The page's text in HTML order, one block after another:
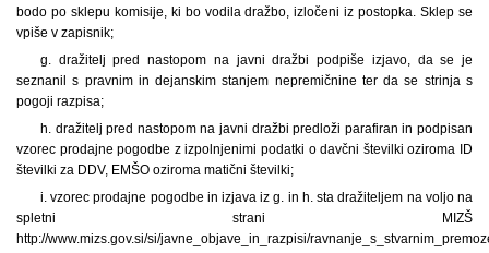
bodo po sklepu komisije, ki bo vodila dražbo, izločeni iz postopka. Sklep se
vpiše v zapisnik;
g. dražitelj pred nastopom na javni dražbi podpiše izjavo, da se je
seznanil s pravnim in dejanskim stanjem nepremičnine ter da se strinja s
pogoji razpisa;
h. dražitelj pred nastopom na javni dražbi predloži parafiran in podpisan
vzorec prodajne pogodbe z izpolnjenimi podatki o davčni številki oziroma ID
številki za DDV, EMŠO oziroma matični številki;
i. vzorec prodajne pogodbe in izjava iz g. in h. sta dražiteljem na voljo na
spletni strani MIZŠ
http://www.mizs.gov.si/si/javne_objave_in_razpisi/